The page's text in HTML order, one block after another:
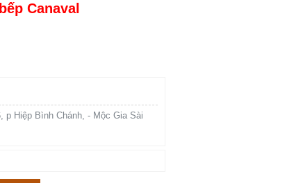
Canaval
p Hiệp Bình Chánh, - Mộc Gia Sài